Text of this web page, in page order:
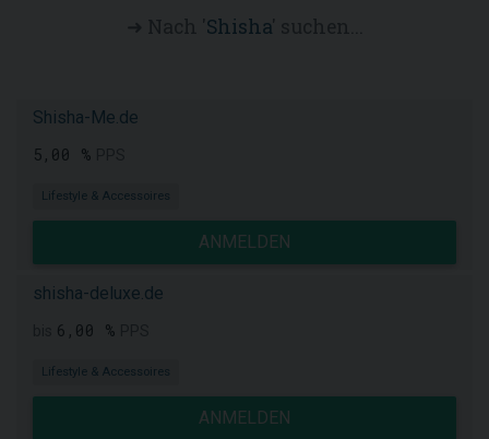
Shisha' suchen...
Shisha-Me.de
5,00 %
Lifestyle & Accessoires
ANMELDEN
shisha-deluxe.de
6,00 %
Lifestyle & Accessoires
ANMELDEN